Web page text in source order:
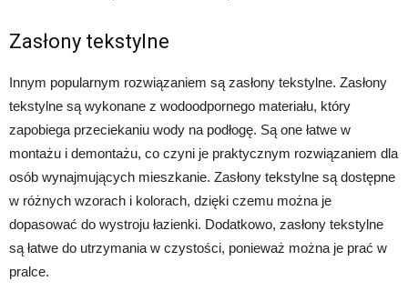
Zasłony tekstylne
Innym popularnym rozwiązaniem są zasłony tekstylne. Zasłony
tekstylne są wykonane z wodoodpornego materiału, który
zapobiega przeciekaniu wody na podłogę. Są one łatwe w
montażu i demontażu, co czyni je praktycznym rozwiązaniem dla
osób wynajmujących mieszkanie. Zasłony tekstylne są dostępne
w różnych wzorach i kolorach, dzięki czemu można je
dopasować do wystroju łazienki. Dodatkowo, zasłony tekstylne
są łatwe do utrzymania w czystości, ponieważ można je prać w
pralce.